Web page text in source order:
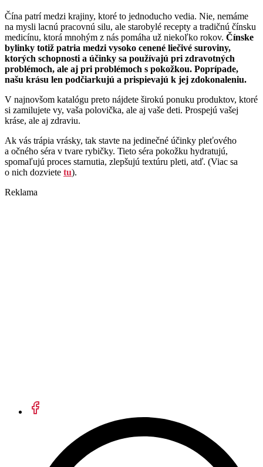
Čína patrí medzi krajiny, ktoré to jednoducho vedia. Nie, nemáme
na mysli lacnú pracovnú silu, ale starobylé recepty a tradičnú čínsku
medicínu, ktorá mnohým z nás pomáha už niekoľko rokov. Čínske
bylinky totiž patria medzi vysoko cenené liečivé suroviny,
ktorých schopnosti a účinky sa používajú pri zdravotných
problémoch, ale aj pri problémoch s pokožkou. Poprípade,
našu krásu len podčiarkujú a prispievajú k jej zdokonaleniu.
V najnovšom katalógu preto nájdete širokú ponuku produktov, ktoré
si zamilujete vy, vaša polovička, ale aj vaše deti. Prospejú vašej
kráse, ale aj zdraviu.
Ak vás trápia vrásky, tak stavte na jedinečné účinky pleťového
a očného séra v tvare rybičky. Tieto séra pokožku hydratujú,
spomaľujú proces starnutia, zlepšujú textúru pleti, atď. (Viac sa
o nich dozviete tu).
Reklama